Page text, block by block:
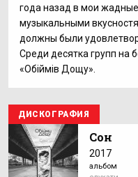
года назад в мои
музыкальными
должны были
Среди десятка групп на
«Обіймів Дощу».
ДИСКОГРАФИЯ
Сон
2017
альбом